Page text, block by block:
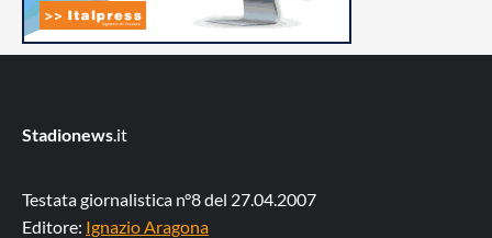
Stadionews .it
Testata giornalistica n°8 del 27.04.2007
Editore: Ignazio Aragona